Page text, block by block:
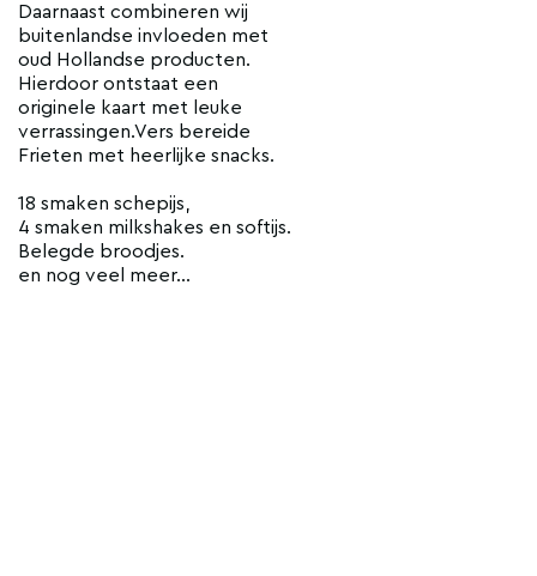
Daarnaast combineren wij
buitenlandse invloeden met
oud Hollandse producten.
Hierdoor ontstaat een
originele kaart met leuke
verrassingen.Vers bereide
Frieten met heerlijke snacks.
18 smaken schepijs,
4 smaken milkshakes en softijs.
Belegde broodjes.
en nog veel meer...